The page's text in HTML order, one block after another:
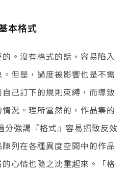
本格式
。沒有格式的話，容易陷入
。但是，過度被影響也是不需
己訂下的規則束縛，而導致
況。理所當然的，作品集的
分強調『格式』容易招致反效
列在各種異度空間中的作品
心情也隨之沈重起來。「格